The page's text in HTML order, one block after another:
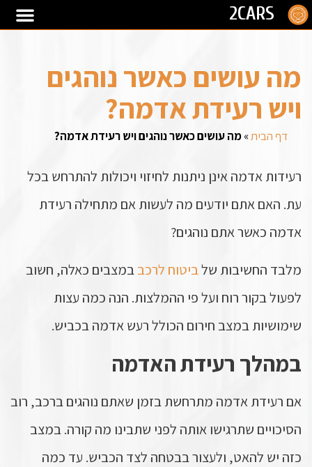
2CARS
מה עושים כאשר נוהגים
ויש רעידת אדמה?
דף הבית»מה עושים כאשר נוהגים ויש רעידת אדמה?
רעידות אדמה אינן ניתנות לחיזוי ויכולות להתרחש בכל
עת. האם אתם יודעים מה לעשות אם מתחילה רעידת
אדמה כאשר אתם נוהגים?
מלבד החשיבות שלביטוח לרכבבמצבים כאלה, חשוב
לפעול בקור רוח ועל פי ההמלצות. הנה כמה עצות
שימושיות במצב חירום הכולל רעש אדמה בכביש.
במהלך רעידת האדמה
אם רעידת אדמה מתרחשת בזמן שאתם נוהגים ברכב, רוב
הסיכויים שתרגישו אותה לפני שתבינו מה קורה. במצב
כזה יש להאט, ולעצור בבטחה לצד הכביש. עד כמה